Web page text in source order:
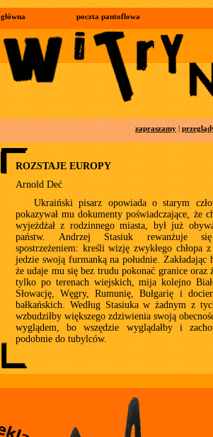
główna poczta pantoflowa
zapraszamy |
ROZSTAJE EUROPY
Arnold Deć
Ukraiński pisarz opowiada o starym
pokazywał mu dokumenty poświadczające, że
wyjeżdżał z rodzinnego miasta, był już
państw. Andrzej Stasiuk rewanżuje
spostrzeżeniem: kreśli wizję zwykłego chłopa
jedzie swoją furmanką na południe. Zakładając
że udaje mu się bez trudu pokonać granice oraz
tylko po terenach wiejskich, mija kolejno
Słowację, Węgry, Rumunię, Bułgarię i
bałkańskich. Według Stasiuka w żadnym z
wzbudziłby większego zdziwienia swoją
wyglądem, bo wszędzie wyglądałby i
podobnie do tubylców.